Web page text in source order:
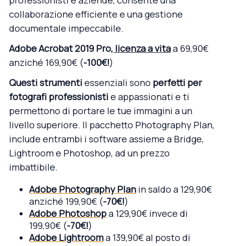
collaborazione efficiente e una gestione
documentale impeccabile.
Adobe Acrobat 2019 Pro, licenza a vitaa 69,90€
anziché 169,90€ (-100€!)
Questi strumenti essenziali sono perfetti per
fotografi professionisti e appassionati e ti
permettono di portare le tue immagini a un
livello superiore. Il pacchetto Photography Plan,
include entrambi i software assieme a Bridge,
Lightroom e Photoshop, ad un prezzo
imbattibile.
Adobe Photography Plan in saldo a 129,90€
anziché 199,90€ (-70€!)
Adobe Photoshopa 129,90€ invece di
199,90€ (-70€!)
Adobe Lightrooma 139,90€ al posto di